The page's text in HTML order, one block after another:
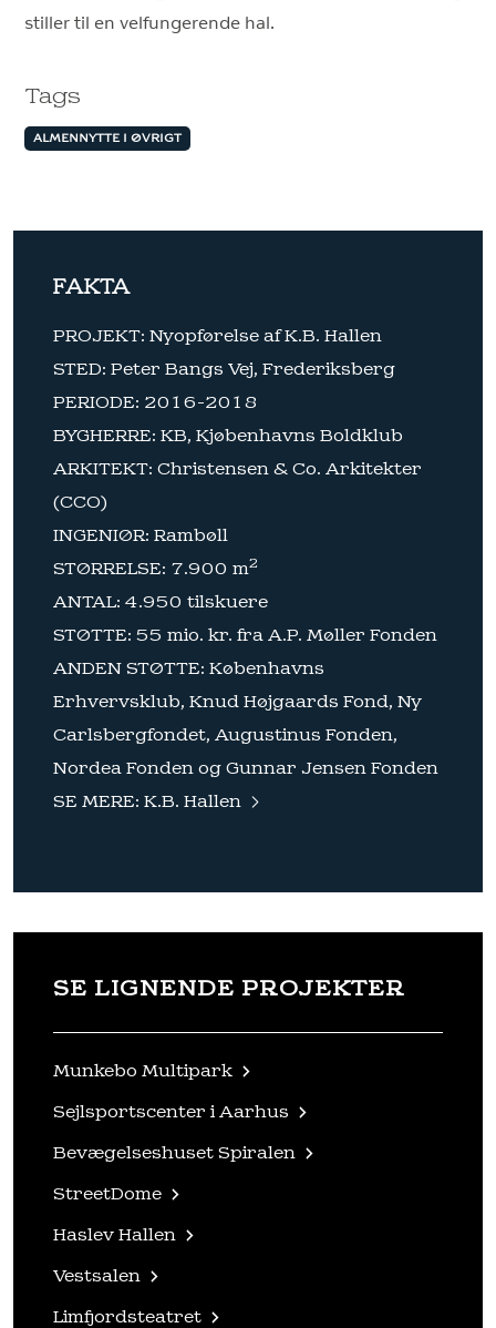
stiller til en velfungerende hal.
Tags
ALMENNYTTE I ØVRIGT
FAKTA
PROJEKT: Nyopførelse af K.B. Hallen
STED: Peter Bangs Vej, Frederiksberg
PERIODE: 2016-2018
BYGHERRE: KB, Kjøbenhavns Boldklub
ARKITEKT: Christensen & Co. Arkitekter
(CCO)
INGENIØR: Rambøll
STØRRELSE: 7.900 m2
ANTAL: 4.950 tilskuere
STØTTE: 55 mio. kr. fra A.P. Møller Fonden
ANDEN STØTTE: Københavns
Erhvervsklub, Knud Højgaards Fond, Ny
Carlsbergfondet, Augustinus Fonden,
Nordea Fonden og Gunnar Jensen Fonden
SE MERE: K.B. Hallen
SE LIGNENDE PROJEKTER
Munkebo Multipark
Sejlsportscenter i Aarhus
Bevægelseshuset Spiralen
StreetDome
Haslev Hallen
Vestsalen
Limfjordsteatret